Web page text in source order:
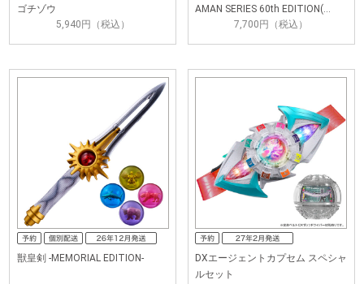
ゴチゾウ
5,940円（税込）
AMAN SERIES 60th EDITION(…
7,700円（税込）
獣皇剣 -MEMORIAL EDITION-
DXエージェントカプセム スペシャ
ルセット